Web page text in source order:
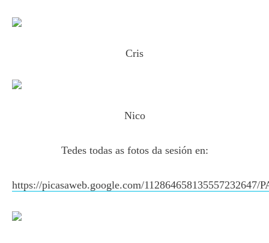
Cris
Nico
Tedes todas as fotos da sesión en:
https://picasaweb.google.com/112864658135557232647/